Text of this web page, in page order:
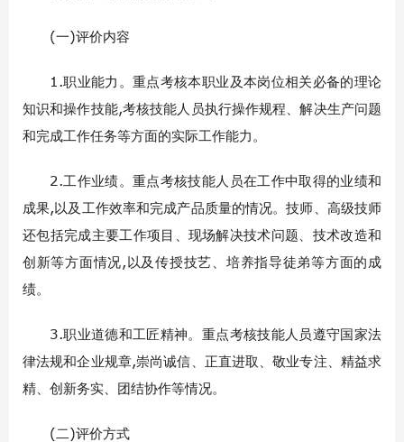
(一)评价内容
1.职业能力。重点考核本职业及本岗位相关必备的理论
知识和操作技能,考核技能人员执行操作规程、解决生产问题
和完成工作任务等方面的实际工作能力。
2.工作业绩。重点考核技能人员在工作中取得的业绩和
成果,以及工作效率和完成产品质量的情况。技师、高级技师
还包括完成主要工作项目、现场解决技术问题、技术改造和
创新等方面情况,以及传授技艺、培养指导徒弟等方面的成
绩。
3.职业道德和工匠精神。重点考核技能人员遵守国家法
律法规和企业规章,崇尚诚信、正直进取、敬业专注、精益求
精、创新务实、团结协作等情况。
(二)评价方式